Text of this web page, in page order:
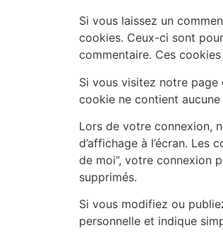
Si vous laissez un
cookies. Ceux-ci sont
commentaire. Ces
Si vous visitez notre
cookie ne contient
Lors de votre connexion,
d’affichage à l’écran. Les
de moi”, votre connexion
supprimés.
Si vous modifiez ou
personnelle et indique